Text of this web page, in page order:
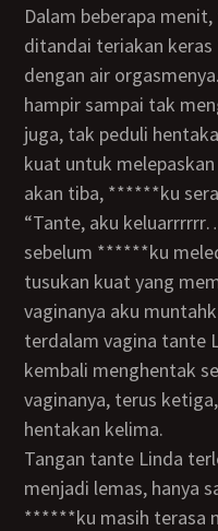
Dalam beberapa menit, teriaknya semakin liar dan
ditandai teriakan
dengan air
hampir sampai tak
juga, tak peduli
kuat untuk
akan tiba, ******ku
“Tante, aku keluarrrrrr… arghhh…” teriaku sesaat
sebelum ******ku
tusukan kuat yang
vaginanya aku
terdalam vagina tante
kembali menghentak
vaginanya, terus
hentakan kelima.
Tangan tante Linda terlepas dan seluruh badanku
menjadi lemas, hanya
******ku masih terasa